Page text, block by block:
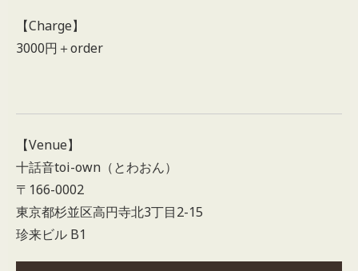
【Charge】
3000円＋order
【Venue】
十話音toi-own（とわおん）
〒166-0002
東京都杉並区高円寺北3丁目2-15
珍来ビル B1